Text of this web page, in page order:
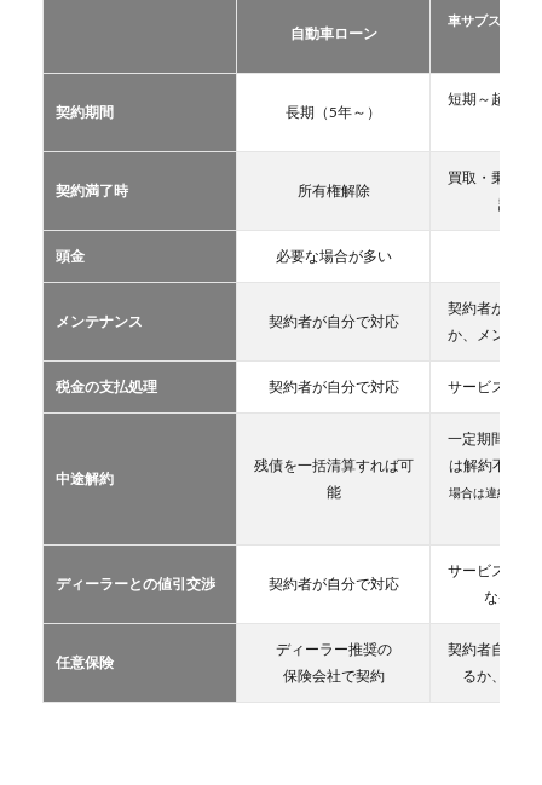
サー
TOP
2.1
ブス
クリ
2.2
カー
リー
カー
ング
2.4
ー
自動車ローン
車サブスクリ
契約期間 長期（5年～）
短期～超長期
契約満了時 所有権解除
買取・乗換・
譲渡
頭金 必要な場合が多い
メンテナンス 契約者が自分で対応
契約者が自分
か、メンテン
税金の支払処理 契約者が自分で対応 サービス提供
中途解約
残債を一括清算すれば可
能
一定期間が経
は解約不可
場合は違約金や
ディーラーとの値引交渉 契約者が自分で対応
サービス提供
な条件
任意保険
ディーラー推奨の
保険会社で契約
契約者自が自
るか、契約